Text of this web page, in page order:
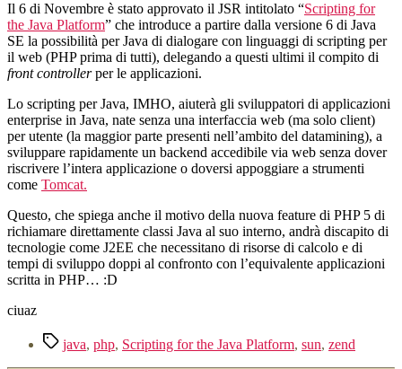
Il 6 di Novembre è stato approvato il JSR intitolato “Scripting for
the Java Platform” che introduce a partire dalla versione 6 di Java
SE la possibilità per Java di dialogare con linguaggi di scripting per
il web (PHP prima di tutti), delegando a questi ultimi il compito di
front controllerper le applicazioni.
Lo scripting per Java, IMHO, aiuterà gli sviluppatori di applicazioni
enterprise in Java, nate senza una interfaccia web (ma solo client)
per utente (la maggior parte presenti nell’ambito del datamining), a
sviluppare rapidamente un backend accedibile via web senza dover
riscrivere l’intera applicazione o doversi appoggiare a strumenti
come Tomcat.
Questo, che spiega anche il motivo della nuova feature di PHP 5 di
richiamare direttamente classi Java al suo interno, andrà discapito di
tecnologie come J2EE che necessitano di risorse di calcolo e di
tempi di sviluppo doppi al confronto con l’equivalente applicazioni
scritta in PHP… :D
ciuaz
Tagjava, php, Scripting for the Java Platform, sun, zend